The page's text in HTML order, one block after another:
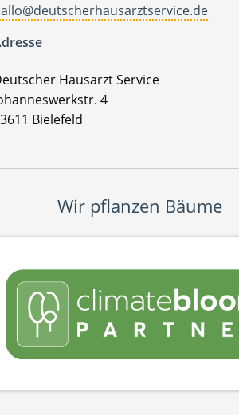
Hausarzt Service
4
Bielefeld
Wir pflanzen Bäume